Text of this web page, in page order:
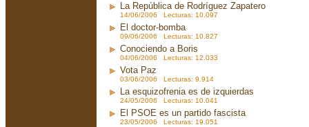
La República de Rodríguez Zapatero
14/06/2006 Lecturas: 10.097
El doctor-bomba
09/06/2006 Lecturas: 10.827
Conociendo a Boris
04/06/2006 Lecturas: 12.033
Vota Paz
03/06/2006 Lecturas: 9.914
La esquizofrenia es de izquierdas
24/05/2006 Lecturas: 10.041
El PSOE es un partido fascista
23/05/2006 Lecturas: 19.051